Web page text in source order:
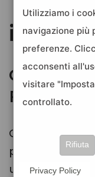
Crea
Come creare
per Facebook,
utilizzare nelle
Utilizziamo i
navigazione più
preferenze.
acconsenti
visitare
controllato.
Rifiuta
Privacy Policy